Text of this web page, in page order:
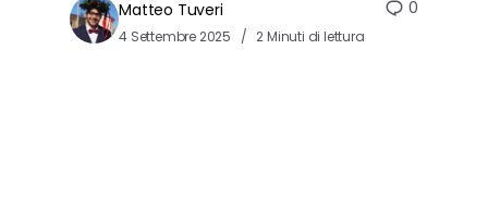
Matteo Tuveri
4 Settembre 2025 2 Minuti di lettura
0